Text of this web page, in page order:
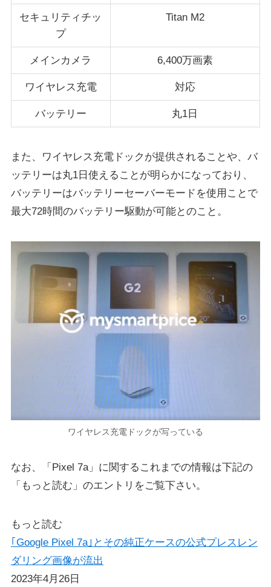
セキュリティチッ
プ
Titan M2
メインカメラ 6,400万画素
ワイヤレス充電 対応
バッテリー 丸1日
また、ワイヤレス充電ドックが提供されることや、バ
ッテリーは丸1日使えることが明らかになっており、
バッテリーはバッテリーセーバーモードを使用ことで
最大72時間のバッテリー駆動が可能とのこと。
ワイヤレス充電ドックが写っている
なお、「Pixel 7a」に関するこれまでの情報は下記の
「もっと読む」のエントリをご覧下さい。
もっと読む
｢Google Pixel 7a｣とその純正ケースの公式プレスレン
ダリング画像が流出
2023年4月26日